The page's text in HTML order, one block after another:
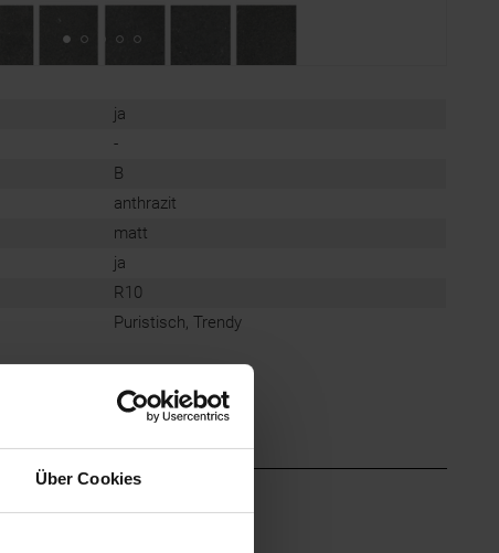
Über Cookies
ja
-
B
anthrazit
matt
ja
R10
Puristisch, Trendy